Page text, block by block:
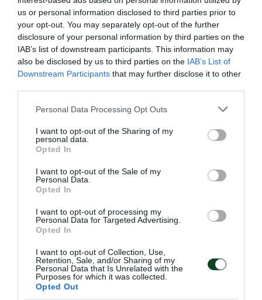
us or personal information disclosed to third parties prior to
your opt-out. You may separately opt-out of the further
disclosure of your personal information by third parties on the
IAB’s list of downstream participants. This information may
also be disclosed by us to third parties on the IAB’s List of
Downstream Participants that may further disclose it to other
Please note that this website/app uses one or more Google
not limited to your visit or usage behaviour. You may click to
grant or deny consent to Google and its third-party tags to
use your data for below specified purposes in below Google
consent section.
Personal Data Processing Opt Outs
I want to opt-out of the Sharing of my
personal data.
Opted In
I want to opt-out of the Sale of my
Personal Data.
Opted In
I want to opt-out of processing my
Personal Data for Targeted Advertising.
Opted In
I want to opt-out of Collection, Use,
Retention, Sale, and/or Sharing of my
Personal Data that Is Unrelated with the
Purposes for which it was collected.
Opted Out
Contender.
09.06.2026 ΠΙΝΓΚ ΠΟΝΓΚ ΑΝΔΡΩΝ
Θετικό ξεκίνημα για τον Γκιώνη
Ο Παναγιώτης Γκιώνης προκρίθηκε στον δεύτερο
προκριματικό γύρο του World Table Tennis Contender του
Ζάγκρεμπ.